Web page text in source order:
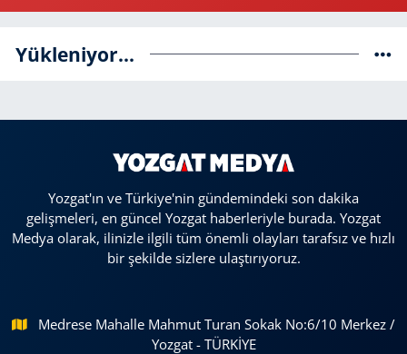
Yükleniyor...
Yozgat'ın ve Türkiye'nin gündemindeki son dakika
gelişmeleri, en güncel Yozgat haberleriyle burada. Yozgat
Medya olarak, ilinizle ilgili tüm önemli olayları tarafsız ve hızlı
bir şekilde sizlere ulaştırıyoruz.
Medrese Mahalle Mahmut Turan Sokak No:6/10 Merkez /
Yozgat - TÜRKİYE